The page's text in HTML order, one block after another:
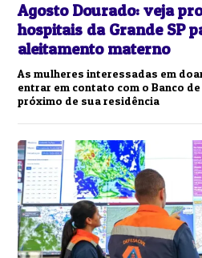
Agosto Dourado: veja
hospitais da Grande SP
aleitamento materno
As mulheres interessadas em
entrar em contato com o Banco
próximo de sua residência